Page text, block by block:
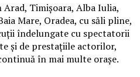
Timișoara, Alba Iulia,
Mare, Oradea, cu săli pline,
îndelungate cu spectatorii
și de prestațiile actorilor,
în mai multe orașe.